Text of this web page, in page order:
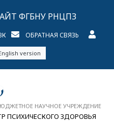
ФГБНУ РНЦПЗ
ОБРАТНАЯ СВЯЗЬ
version
НАУЧНОЕ УЧРЕЖДЕНИЕ
ПСИХИЧЕСКОГО ЗДОРОВЬЯ